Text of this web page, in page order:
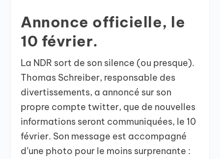
Annonce officielle, le
10 février.
La NDR sort de son silence (ou presque).
Thomas Schreiber, responsable des
divertissements, a annoncé sur son
propre compte twitter, que de nouvelles
informations seront communiquées, le 10
février. Son message est accompagné
d’une photo pour le moins surprenante :